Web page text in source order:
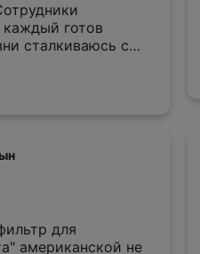
готов
сталкиваюсь с
для
американской не